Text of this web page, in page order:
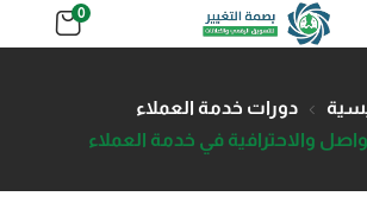
0
دورات خدمة العملاء
والاحترافية في خدمة العملاء